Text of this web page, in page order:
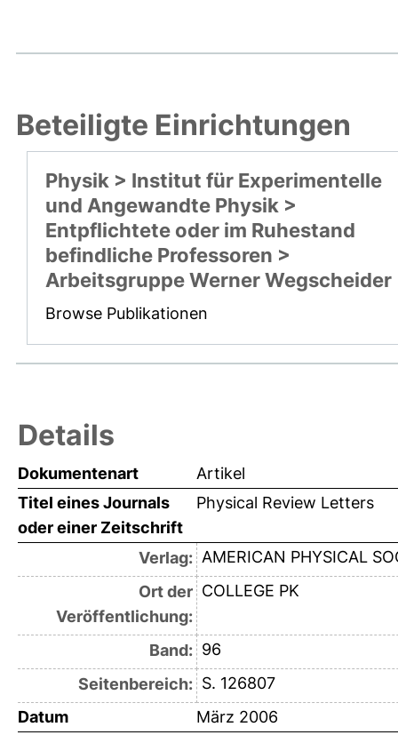
Beteiligte Einrichtungen
Physik > Institut für Experimentelle
und Angewandte Physik >
Entpflichtete oder im Ruhestand
befindliche Professoren >
Arbeitsgruppe Werner Wegscheider
Browse Publikationen
Details
Dokumentenart
Artikel
Titel eines Journals
oder einer Zeitschrift
Physical Review Letters
Verlag: AMERICAN PHYSICAL
Ort der
Veröffentlichung:
COLLEGE PK
Band: 96
Seitenbereich: S. 126807
Datum
März 2006